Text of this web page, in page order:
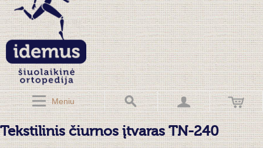
Meniu
Tekstilinis čiurnos įtvaras TN-240